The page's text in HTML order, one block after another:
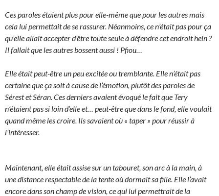
Ces paroles étaient plus pour elle-même que pour les autres mais
cela lui permettait de se rassurer. Néanmoins, ce n’était pas pour ça
qu’elle allait accepter d’être toute seule à défendre cet endroit hein ?
Il fallait que les autres bossent aussi ! Pfiou…
Elle était peut-être un peu excitée ou tremblante. Elle n’était pas
certaine que ça soit à cause de l’émotion, plutôt des paroles de
Sérest et Séran. Ces derniers avaient évoqué le fait que Tery
n’étaient pas si loin d’elle et… peut-être que dans le fond, elle voulait
quand même les croire. Ils savaient où « taper » pour réussir à
l’intéresser.
Maintenant, elle était assise sur un tabouret, son arc à la main, à
une distance respectable de la tente où dormait sa fille. Elle l’avait
encore dans son champ de vision, ce qui lui permettrait de la